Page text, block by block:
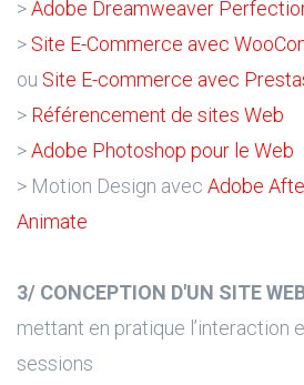
>Adobe Dreamweaver
> Site E-Commerce avec
ou Site E-commerce avec
> Référencement de sites Web
>Adobe Photoshop pour le Web
> Motion Design avec Adobe
Animate
3/ CONCEPTION D'UN SITE
mettant en pratique l’interaction
sessions